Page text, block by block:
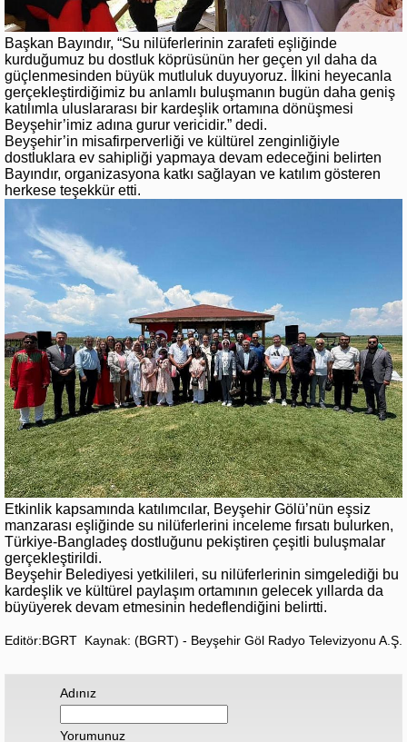
Başkan Bayındır, “Su nilüferlerinin zarafeti eşliğinde
kurduğumuz bu dostluk köprüsünün her geçen yıl daha da
güçlenmesinden büyük mutluluk duyuyoruz. İlkini heyecanla
gerçekleştirdiğimiz bu anlamlı buluşmanın bugün daha geniş
katılımla uluslararası bir kardeşlik ortamına dönüşmesi
Beyşehir’imiz adına gurur vericidir.” dedi.
Beyşehir’in misafirperverliği ve kültürel zenginliğiyle
dostluklara ev sahipliği yapmaya devam edeceğini belirten
Bayındır, organizasyona katkı sağlayan ve katılım gösteren
herkese teşekkür etti.
Etkinlik kapsamında katılımcılar, Beyşehir Gölü’nün eşsiz
manzarası eşliğinde su nilüferlerini inceleme fırsatı bulurken,
Türkiye-Bangladeş dostluğunu pekiştiren çeşitli buluşmalar
gerçekleştirildi.
Beyşehir Belediyesi yetkilileri, su nilüferlerinin simgelediği bu
kardeşlik ve kültürel paylaşım ortamının gelecek yıllarda da
büyüyerek devam etmesinin hedeflendiğini belirtti.
Editör:BGRT Kaynak: (BGRT) - Beyşehir Göl Radyo Televizyonu A.Ş.
Adınız
Yorumunuz